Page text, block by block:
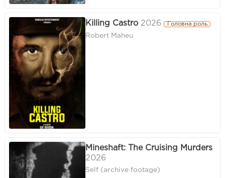
Killing Castro 2026 Головна роль
Robert Maheu
Mineshaft: The Cruising Murders
2026
Self (archive footage)